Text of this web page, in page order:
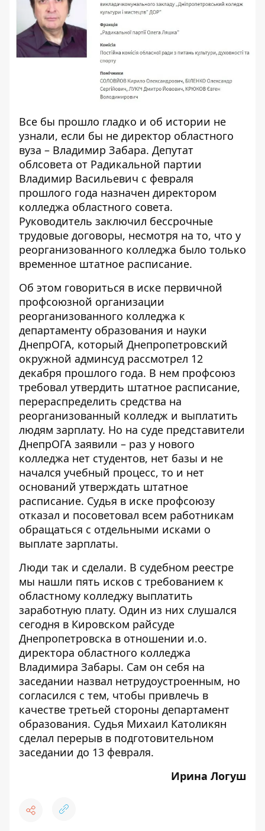
Все бы прошло гладко и об истории не
узнали, если бы не директор областного
вуза – Владимир Забара. Депутат
облсовета от Радикальной партии
Владимир Васильевич с февраля
прошлого года назначен директором
колледжа областного совета.
Руководитель заключил бессрочные
трудовые договоры, несмотря на то, что у
реорганизованного колледжа было только
временное штатное расписание.
Об этом говориться в иске первичной
профсоюзной организации
реорганизованного колледжа к
департаменту образования и науки
ДнепрОГА, который Днепропетровский
окружной админсуд рассмотрел 12
декабря прошлого года. В нем профсоюз
требовал утвердить штатное расписание,
перераспределить средства на
реорганизованный колледж и выплатить
людям зарплату. Но на суде представители
ДнепрОГА заявили – раз у нового
колледжа нет студентов, нет базы и не
начался учебный процесс, то и нет
оснований утверждать штатное
расписание. Судья в иске профсоюзу
отказал и посоветовал всем работникам
обращаться с отдельными исками о
выплате зарплаты.
Люди так и сделали. В судебном реестре
мы нашли пять исков с требованием к
областному колледжу выплатить
заработную плату. Один из них слушался
сегодня в Кировском райсуде
Днепропетровска в отношении и.о.
директора областного колледжа
Владимира Забары. Сам он себя на
заседании назвал нетрудоустроенным, но
согласился с тем, чтобы привлечь в
качестве третьей стороны департамент
образования. Судья Михаил Католикян
сделал перерыв в подготовительном
заседании до 13 февраля.
Ирина Логуш